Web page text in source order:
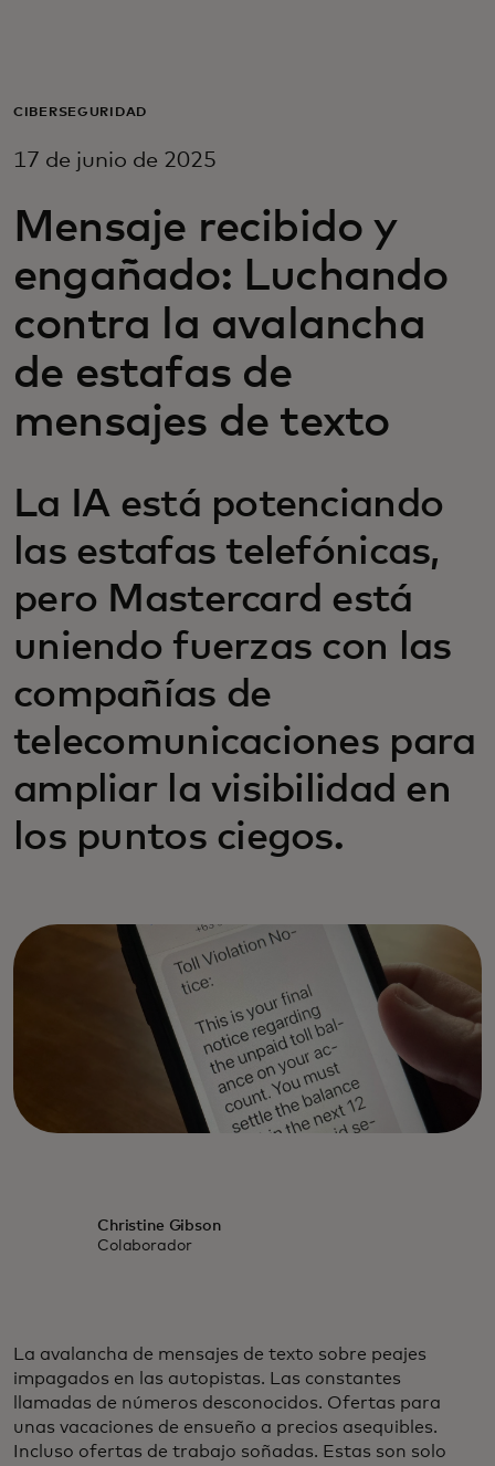
Para empresas
Para innovadores
Noticias y tendencias
CIBERSEGURIDAD
17 de junio de 2025
Mensaje recibido y
engañado: Luchando
contra la avalancha
de estafas de
mensajes de texto
La IA está potenciando
las estafas telefónicas,
pero Mastercard está
uniendo fuerzas con las
compañías de
telecomunicaciones para
ampliar la visibilidad en
los puntos ciegos.
Christine Gibson
Colaborador
La avalancha de mensajes de texto sobre peajes
impagados en las autopistas. Las constantes
llamadas de números desconocidos. Ofertas para
unas vacaciones de ensueño a precios asequibles.
Incluso ofertas de trabajo soñadas. Estas son solo